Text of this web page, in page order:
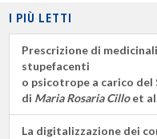
I PIÙ LETTI
Prescrizione di
stupefacenti
o psicotrope a carico del
di Maria Rosaria Cilloet
La digitalizzazione dei